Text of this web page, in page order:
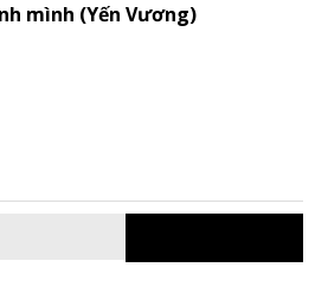
mình (Yến Vương)